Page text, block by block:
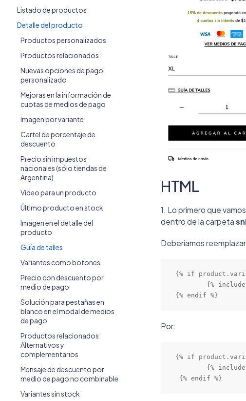
Listado de productos
Detalle del producto
Productos personalizados
Productos relacionados
Nuevas opciones de pago
personalizado
Mejoras en la información de
cuotas de medios de pago
Imagen por variante
Cartel de porcentaje de
descuento
Precio sin impuestos
nacionales (sólo tiendas de
Argentina)
Video para un producto
Último producto en stock
Imagen en el detalle del
producto
Guía de talles
Variantes como botones
Precio con descuento por
medio de pago
Solución para pestañas en
blanco en el modal de medios
de pago
Productos relacionados:
Alternativos y
complementarios
Mensaje de descuento por
medio de pago no combinable
Variantes sin stock
HTML
1. Lo primero que
dentro de la carpeta
Deberíamos
{% if
{%
{% endif %}
Por:
{% if
{%
{% endif %}